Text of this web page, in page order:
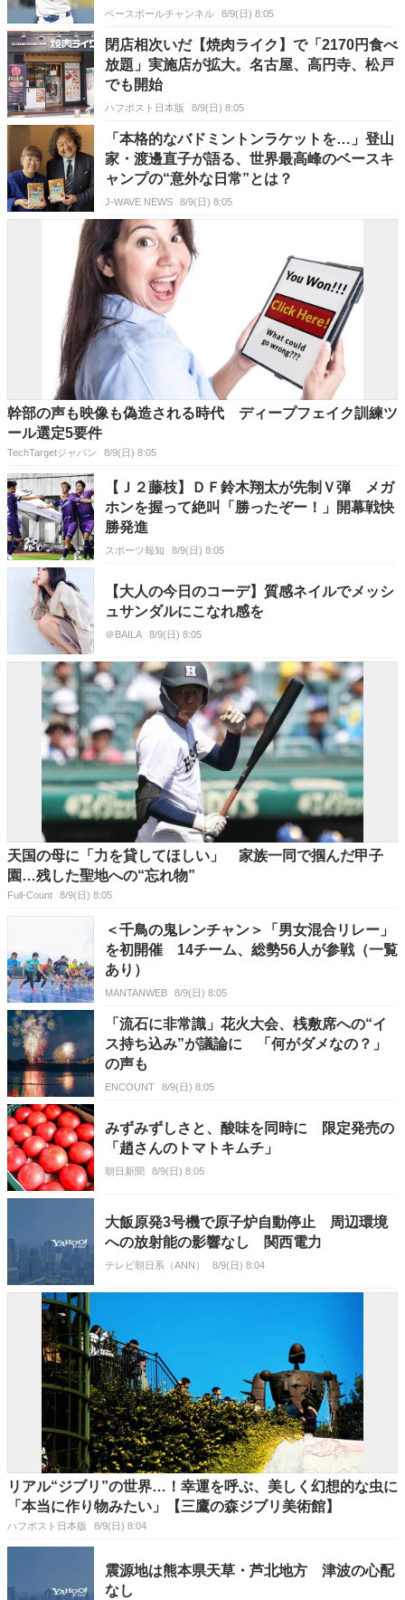
ベースボールチャンネル 8/9(日) 8:05
閉店相次いだ【焼肉ライク】で「2170円食べ
放題」実施店が拡大。名古屋、高円寺、松戸
でも開始
ハフポスト日本版 8/9(日) 8:05
「本格的なバドミントンラケットを…」登山
家・渡邊直子が語る、世界最高峰のベースキ
ャンプの“意外な日常”とは？
J-WAVE NEWS 8/9(日) 8:05
幹部の声も映像も偽造される時代 ディープフェイク訓練ツ
ール選定5要件
TechTargetジャパン 8/9(日) 8:05
【Ｊ２藤枝】ＤＦ鈴木翔太が先制Ｖ弾 メガ
ホンを握って絶叫「勝ったぞー！」開幕戦快
勝発進
スポーツ報知 8/9(日) 8:05
【大人の今日のコーデ】質感ネイルでメッシ
ュサンダルにこなれ感を
＠BAILA 8/9(日) 8:05
天国の母に「力を貸してほしい」 家族一同で掴んだ甲子
園…残した聖地への“忘れ物”
Full-Count 8/9(日) 8:05
＜千鳥の鬼レンチャン＞「男女混合リレー」
を初開催 14チーム、総勢56人が参戦（一覧
あり）
MANTANWEB 8/9(日) 8:05
「流石に非常識」花火大会、桟敷席への“イ
ス持ち込み”が議論に 「何がダメなの？」
の声も
ENCOUNT 8/9(日) 8:05
みずみずしさと、酸味を同時に 限定発売の
「趙さんのトマトキムチ」
朝日新聞 8/9(日) 8:05
大飯原発3号機で原子炉自動停止 周辺環境
への放射能の影響なし 関西電力
テレビ朝日系（ANN） 8/9(日) 8:04
リアル“ジブリ”の世界…！幸運を呼ぶ、美しく幻想的な虫に
「本当に作り物みたい」【三鷹の森ジブリ美術館】
ハフポスト日本版 8/9(日) 8:04
震源地は熊本県天草・芦北地方 津波の心配
なし